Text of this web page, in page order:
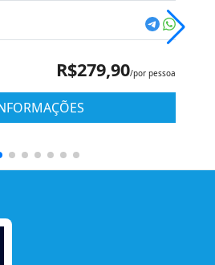
R$279,90/por pessoa